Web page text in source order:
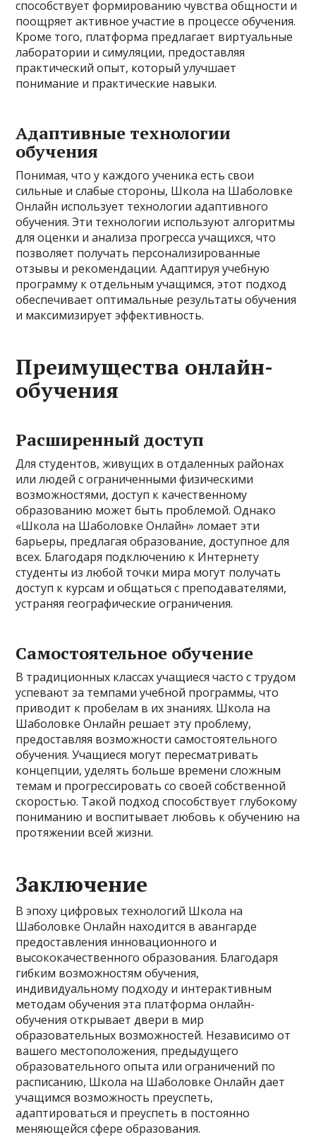
способствует формированию чувства общности и
поощряет активное участие в процессе обучения.
Кроме того, платформа предлагает виртуальные
лаборатории и симуляции, предоставляя
практический опыт, который улучшает
понимание и практические навыки.
Адаптивные технологии
обучения
Понимая, что у каждого ученика есть свои
сильные и слабые стороны, Школа на Шаболовке
Онлайн использует технологии адаптивного
обучения. Эти технологии используют алгоритмы
для оценки и анализа прогресса учащихся, что
позволяет получать персонализированные
отзывы и рекомендации. Адаптируя учебную
программу к отдельным учащимся, этот подход
обеспечивает оптимальные результаты обучения
и максимизирует эффективность.
Преимущества онлайн-
обучения
Расширенный доступ
Для студентов, живущих в отдаленных районах
или людей с ограниченными физическими
возможностями, доступ к качественному
образованию может быть проблемой. Однако
«Школа на Шаболовке Онлайн» ломает эти
барьеры, предлагая образование, доступное для
всех. Благодаря подключению к Интернету
студенты из любой точки мира могут получать
доступ к курсам и общаться с преподавателями,
устраняя географические ограничения.
Самостоятельное обучение
В традиционных классах учащиеся часто с трудом
успевают за темпами учебной программы, что
приводит к пробелам в их знаниях. Школа на
Шаболовке Онлайн решает эту проблему,
предоставляя возможности самостоятельного
обучения. Учащиеся могут пересматривать
концепции, уделять больше времени сложным
темам и прогрессировать со своей собственной
скоростью. Такой подход способствует глубокому
пониманию и воспитывает любовь к обучению на
протяжении всей жизни.
Заключение
В эпоху цифровых технологий Школа на
Шаболовке Онлайн находится в авангарде
предоставления инновационного и
высококачественного образования. Благодаря
гибким возможностям обучения,
индивидуальному подходу и интерактивным
методам обучения эта платформа онлайн-
обучения открывает двери в мир
образовательных возможностей. Независимо от
вашего местоположения, предыдущего
образовательного опыта или ограничений по
расписанию, Школа на Шаболовке Онлайн дает
учащимся возможность преуспеть,
адаптироваться и преуспеть в постоянно
меняющейся сфере образования.